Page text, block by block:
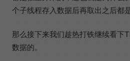
个子线程存入数据后再取出之后都
那么接下来我们趁热打铁继续看下
数据的。